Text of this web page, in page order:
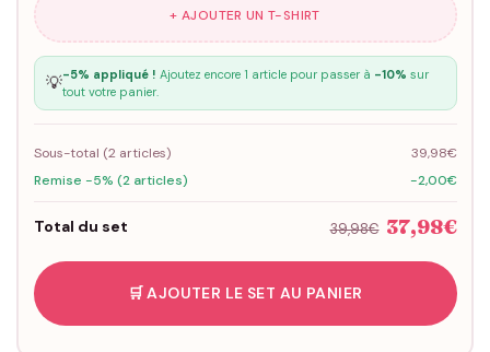
+ AJOUTER UN T-SHIRT
💡-5% appliqué ! Ajoutez encore 1 article pour passer à -10% sur
tout votre panier.
Sous-total (2articles)
39,98€
Remise -5% (2 articles)
-2,00€
Total du set 39,98€ 37,98€
🛒 AJOUTER LE SET AU PANIER